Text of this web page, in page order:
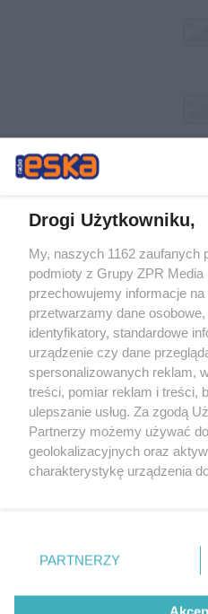
Żaden utwór zamieszczony w
rozpowszechniany lub dalej
tym także elektroniczny lub
eksploatacji w jakiejkolwiek formie,
Internecie bez pisemnej zgody
wykorzystanie utworów w całości
tzn. bez właściwej zgody, jest
ścigane prawnie.
© 2026
Drogi Użytkowniku,
My, naszych 1162 zaufanych
podmioty z Grupy ZPR
przechowujemy informacje
przetwarzamy dane
identyfikatory, standardowe
urządzenie czy dane
spersonalizowanych reklam,
treści, pomiar reklam i treści,
ulepszanie usług. Za zgodą
Partnerzy możemy używać
geolokalizacyjnych oraz
charakterystykę urządzenia
zmienić/wycofać klikając
znajdujący się w lewym
rodzaje przetwarzania
PARTNERZY